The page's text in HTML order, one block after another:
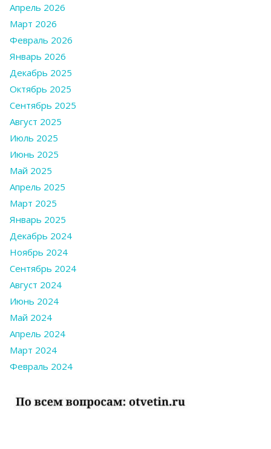
Апрель 2026
Март 2026
Февраль 2026
Январь 2026
Декабрь 2025
Октябрь 2025
Сентябрь 2025
Август 2025
Июль 2025
Июнь 2025
Май 2025
Апрель 2025
Март 2025
Январь 2025
Декабрь 2024
Ноябрь 2024
Сентябрь 2024
Август 2024
Июнь 2024
Май 2024
Апрель 2024
Март 2024
Февраль 2024